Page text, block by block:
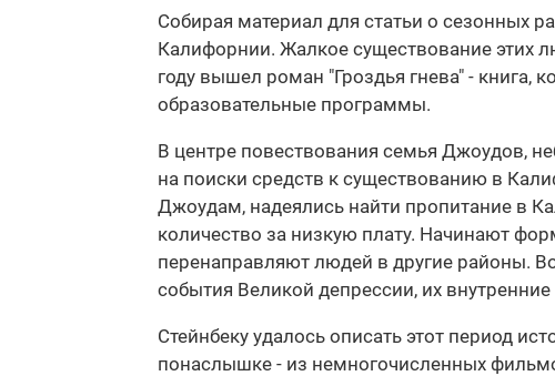
Собирая материал для статьи о сезонных
Калифорнии. Жалкое существование этих
году вышел роман "Гроздья гнева" - книга,
образовательные программы.
В центре повествования семья Джоудов,
на поиски средств к существованию в
Джоудам, надеялись найти пропитание в
количество за низкую плату. Начинают
перенаправляют людей в другие районы.
события Великой депрессии, их
Стейнбеку удалось описать этот период
понаслышке - из немногочисленных